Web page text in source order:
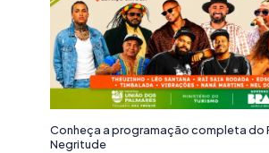
Conheça a programação completa do
Negritude